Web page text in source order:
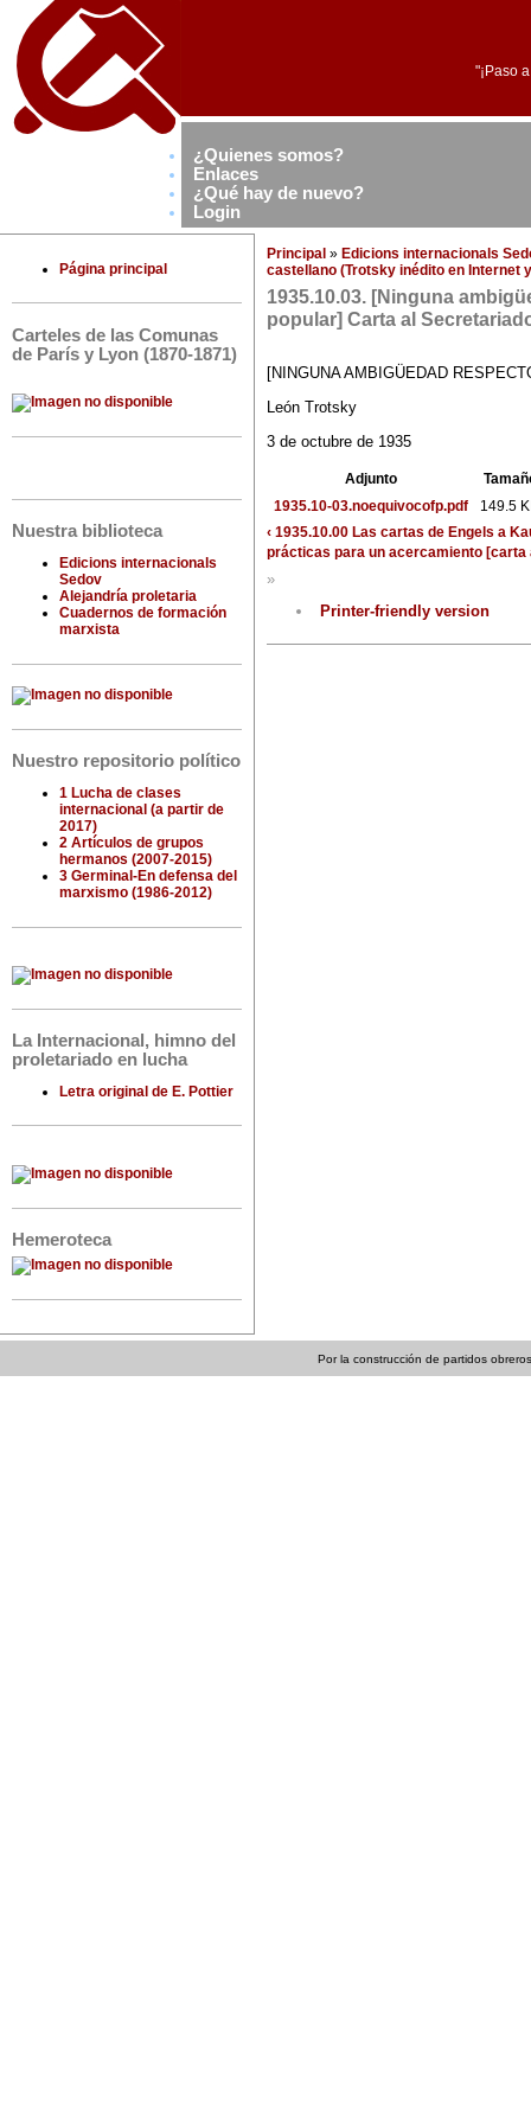
"¡Paso
¿Quienes somos?
Enlaces
¿Qué hay de nuevo?
Login
Página principal
Carteles de las Comunas
de París y Lyon (1870-1871)
Nuestra biblioteca
Edicions internacionals
Sedov
Alejandría proletaria
Cuadernos de formación
marxista
Nuestro repositorio político
1 Lucha de clases
internacional (a partir de
2017)
2 Artículos de grupos
hermanos (2007-2015)
3 Germinal-En defensa del
marxismo (1986-2012)
La Internacional, himno del
proletariado en lucha
Letra original de E. Pottier
Hemeroteca
Principal » Edicions internacionals
castellano (Trotsky inédito en Internet
1935.10.03. [Ninguna
popular] Carta al
[NINGUNA AMBIGÜEDAD
León Trotsky
3 de octubre de 1935
Adjunto
1935.10-03.noequivocofp.pdf
149.5
‹ 1935.10.00 Las cartas de Engels a
prácticas para un acercamiento [carta
»
Printer-friendly version
Por la construcción de partidos